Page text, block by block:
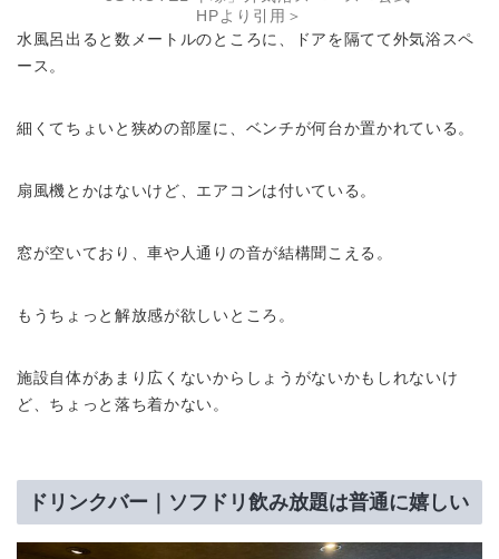
HPより引用＞
水風呂出ると数メートルのところに、ドアを隔てて外気浴スペ
ース。
細くてちょいと狭めの部屋に、ベンチが何台か置かれている。
扇風機とかはないけど、エアコンは付いている。
窓が空いており、車や人通りの音が結構聞こえる。
もうちょっと解放感が欲しいところ。
施設自体があまり広くないからしょうがないかもしれないけ
ど、ちょっと落ち着かない。
ドリンクバー｜ソフドリ飲み放題は普通に嬉しい